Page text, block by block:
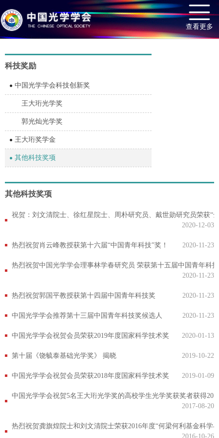
查看更多
科技奖励
中国光学学会科技创新奖
王大珩光学奖
郭光灿光学奖
王大珩奖学金
其他科技奖项
其他科技奖项
祝贺：刘文清院士、徐红星院士、周朴研究员、戴世勋研究员荣获“
2020-12-03
热烈祝贺肖云峰教授获第十六届“中国青年科技”奖！ 2020-11-23
热烈祝贺中国光学学会理事林学春研究员 荣获第十五届中国青年科
2020-11-23
热烈祝贺郭国平教授获第十四届中国青年科技奖 2020-11-23
中国光学学会推荐第十三届中国青年科技奖候选人 2020-11-23
中国光学学会祝贺会员荣获2019年度国家科学技术奖 2020-01-13
第十届《饶毓泰基础光学奖》 揭晓 2019-10-22
中国光学学会祝贺会员荣获2018年度国家科学技术奖 2019-01-09
中国光学学会祝贺5名王大珩光学奖的高校学生光学奖获奖者获得
2017-08-20
热烈祝贺龚旗煌院士和刘文清院士荣获2016年度“何梁何利基金科学
2016-10-26